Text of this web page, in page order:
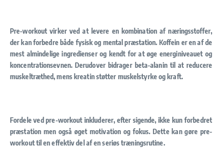
Pre-workout virker ved at levere en kombination af næringsstoffer,
der kan forbedre både fysisk og mental præstation. Koffein er en af de
mest almindelige ingredienser og kendt for at øge energiniveauet og
koncentrationsevnen. Derudover bidrager beta-alanin til at reducere
muskeltræthed, mens kreatin støtter muskelstyrke og kraft.
Fordele ved pre-workout inkluderer, efter sigende, ikke kun forbedret
præstation men også øget motivation og fokus. Dette kan gøre pre-
workout til en effektiv del af en seriøs træningsrutine.